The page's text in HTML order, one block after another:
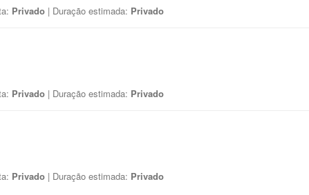
Privado | Duração estimada: Privado
Privado | Duração estimada: Privado
Privado | Duração estimada: Privado